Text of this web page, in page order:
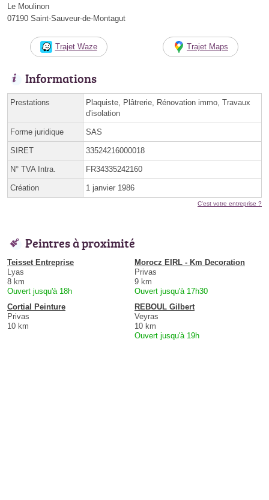
Le Moulinon
07190 Saint-Sauveur-de-Montagut
Trajet Waze Trajet Maps
Informations
Prestations
Plaquiste, Plâtrerie, Rénovation immo, Travaux
d'isolation
Forme juridique SAS
SIRET 33524216000018
N° TVA Intra. FR34335242160
Création 1 janvier 1986
C'est votre entreprise ?
Peintres à proximité
Teisset Entreprise
Lyas
8 km
Ouvert jusqu'à 18h
Morocz EIRL - Km Decoration
Privas
9 km
Ouvert jusqu'à 17h30
Cortial Peinture
Privas
10 km
REBOUL Gilbert
Veyras
10 km
Ouvert jusqu'à 19h